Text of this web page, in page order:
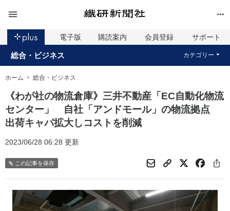
電子版 購読案内 会員登録 サポート
総合・ビジネス カテゴリー
ホーム 総合・ビジネス
《わが社の物流倉庫》三井不動産「EC自動化物流
センター」 自社「アンドモール」の物流拠点
出荷キャパ拡大しコストを削減
2023/06/28 06:28 更新
この記事を保存